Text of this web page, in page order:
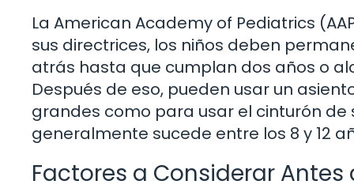
La American Academy of Pediatrics
sus directrices, los niños deben
atrás hasta que cumplan dos años o
Después de eso, pueden usar un
grandes como para usar el cinturón
generalmente sucede entre los 8 y 12
Factores a Considerar